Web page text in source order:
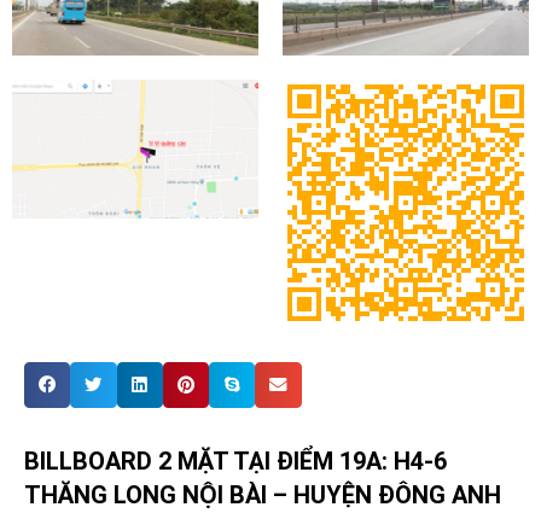
BILLBOARD 2 MẶT TẠI ĐIỂM 19A: H4-6
THĂNG LONG NỘI BÀI – HUYỆN ĐÔNG ANH